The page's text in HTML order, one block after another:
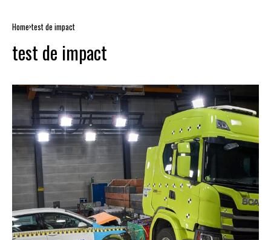
Home test de impact
test de impact